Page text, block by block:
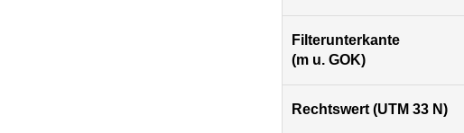
Filterunterkante
(m u. GOK)
Rechtswert (UTM 33 N)